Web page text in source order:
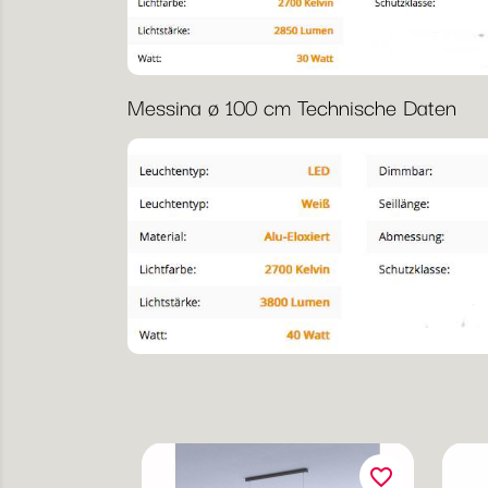
Messina ø 100 cm Technische Daten
favorite_border